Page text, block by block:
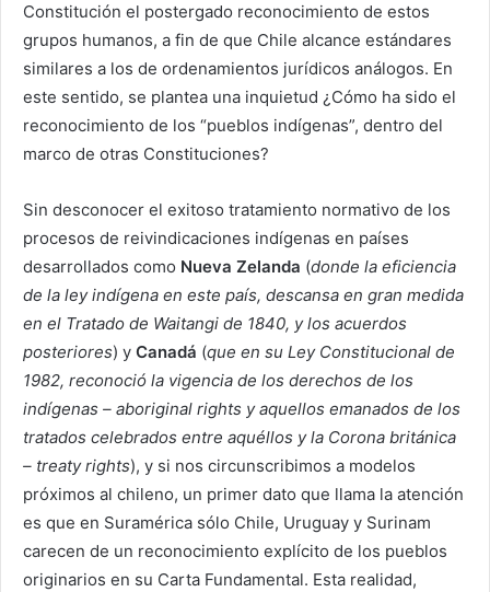
Constitución el postergado reconocimiento de estos
grupos humanos, a fin de que Chile alcance estándares
similares a los de ordenamientos jurídicos análogos. En
este sentido, se plantea una inquietud ¿Cómo ha sido el
reconocimiento de los “pueblos indígenas”, dentro del
marco de otras Constituciones?
Sin desconocer el exitoso tratamiento normativo de los
procesos de reivindicaciones indígenas en países
desarrollados como Nueva Zelanda (donde la eficiencia
de la ley indígena en este país, descansa en gran medida
en el Tratado de Waitangi de 1840, y los acuerdos
posteriores) y Canadá (que en su Ley Constitucional de
1982, reconoció la vigencia de los derechos de los
indígenas – aboriginal rights y aquellos emanados de los
tratados celebrados entre aquéllos y la Corona británica
– treaty rights), y si nos circunscribimos a modelos
próximos al chileno, un primer dato que llama la atención
es que en Suramérica sólo Chile, Uruguay y Surinam
carecen de un reconocimiento explícito de los pueblos
originarios en su Carta Fundamental. Esta realidad,